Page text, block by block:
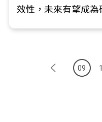
效性，未來有望成為
09